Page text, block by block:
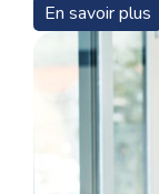
Pour un
sécurité à
niveaux de
varient en
En savoir plus